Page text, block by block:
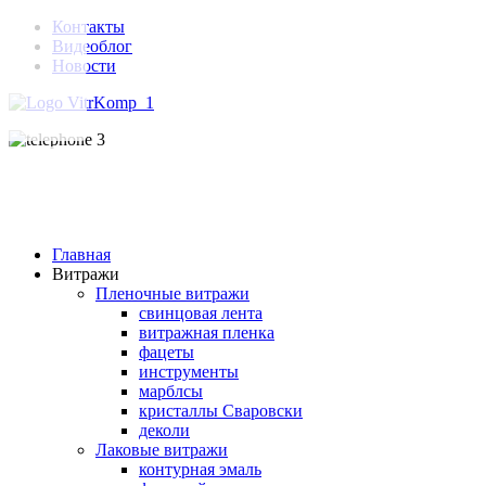
Контакты
Видеоблог
Новости
Главная
Витражи
Пленочные витражи
свинцовая лента
витражная пленка
фацеты
инструменты
марблсы
кристаллы Сваровски
деколи
Лаковые витражи
контурная эмаль